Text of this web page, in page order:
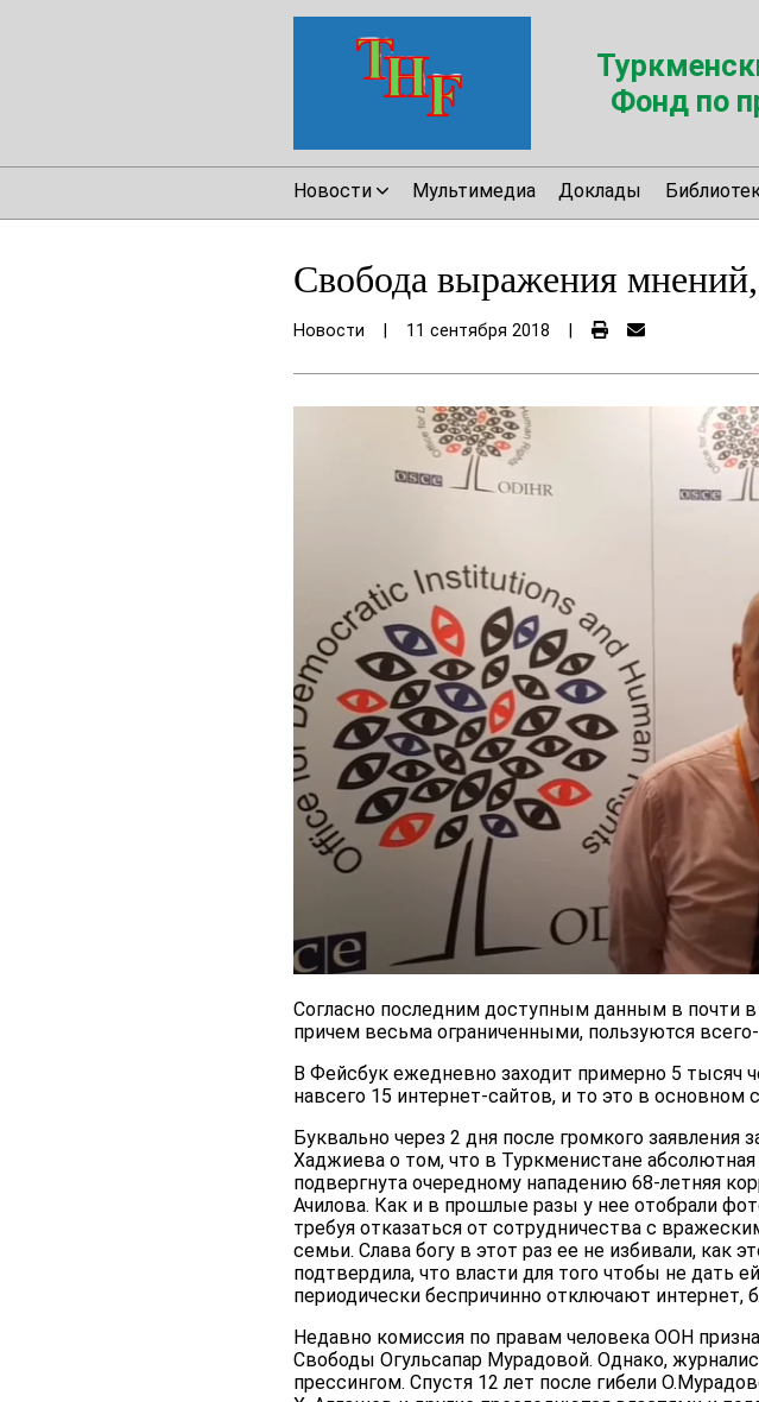
Фонд по
Новости Мультимедиа Доклады
Свобода выражения
Новости 11 сентября 2018
Согласно последним доступным данным в почти
причем весьма ограниченными, пользуются
В Фейсбук ежедневно заходит примерно 5 тысяч
навсего 15 интернет-сайтов, и то это в основном
Буквально через 2 дня после громкого
Хаджиева о том, что в Туркменистане
подвергнута очередному нападению 68-летняя
Ачилова. Как и в прошлые разы у нее отобрали
требуя отказаться от сотрудничества с
семьи. Слава богу в этот раз ее не избивали, как
подтвердила, что власти для того чтобы не дать
периодически беспричинно отключают интернет,
Недавно комиссия по правам человека ООН
Свободы Огульсапар Мурадовой. Однако,
прессингом. Спустя 12 лет после гибели